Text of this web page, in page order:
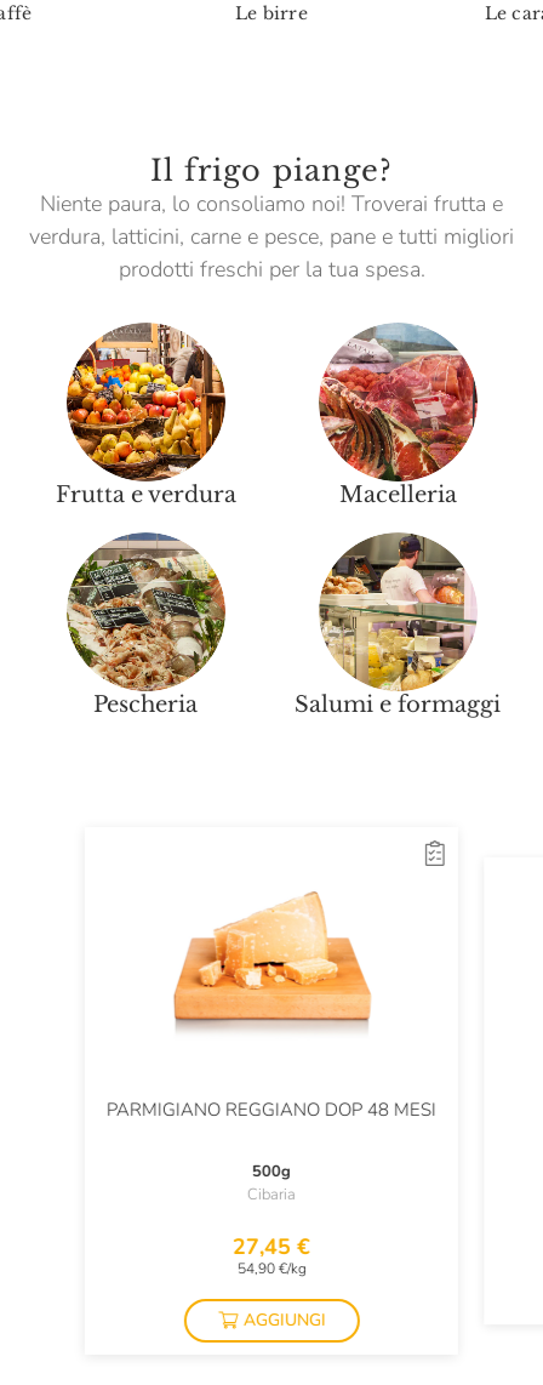
Le birre Le
Il frigo piange?
Niente paura, lo consoliamo noi! Troverai frutta e
verdura, latticini, carne e pesce, pane e tutti migliori
prodotti freschi per la tua spesa.
Frutta e verdura Macelleria
Pescheria Salumi e formaggi
PARMIGIANO REGGIANO DOP 48 MESI
500g
Cibaria
27,45 €
54,90 €/kg
AGGIUNGI